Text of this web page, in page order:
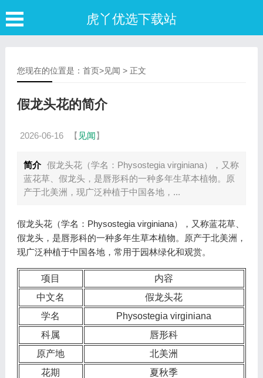
虎丫优选下载站
您现在的位置是： 首页>见闻 > 正文
假龙头花的简介
2026-06-16 【 见闻】
简介 假龙头花（学名：Physostegia virginiana），又称
蓝花草、假龙头，是唇形科的一种多年生草本植物。原
产于北美洲，现广泛种植于中国各地，...
假龙头花（学名：Physostegia virginiana），又称蓝花草、
假龙头，是唇形科的一种多年生草本植物。原产于北美洲，
现广泛种植于中国各地，常用于园林绿化和观赏。
项目
内容
中文名
假龙头花
学名
Physostegia virginiana
科属
唇形科
原产地
北美洲
花期
夏秋季